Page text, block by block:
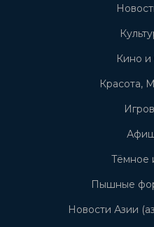
Кино
Красота,
Тёмное
Пышные
Новости Азии